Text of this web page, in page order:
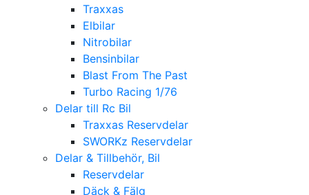
Traxxas
Elbilar
Nitrobilar
Bensinbilar
Blast From The Past
Turbo Racing 1/76
Delar till Rc Bil
Traxxas Reservdelar
SWORKz Reservdelar
Delar & Tillbehör, Bil
Reservdelar
Däck & Fälg